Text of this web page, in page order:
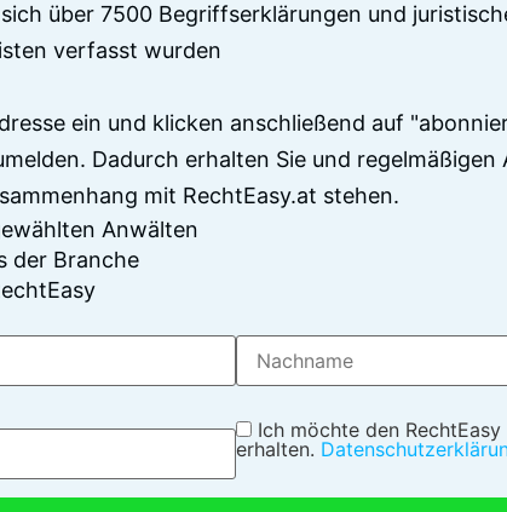
über 7500 Begriffserklärungen und
verfasst wurden
ein und klicken anschließend auf
Dadurch erhalten Sie und regelmäßigen
mit RechtEasy.at stehen.
Anwälten
der Branche
Ich möchte den
erhalten.